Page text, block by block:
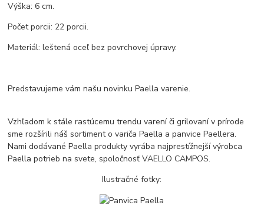
Výška: 6 cm.
Počet porcii: 22 porcii.
Materiál: leštená oceľ bez povrchovej úpravy.
Predstavujeme vám našu novinku Paella varenie.
Vzhľadom k stále rastúcemu trendu varení či grilovaní v prírode
sme rozšírili náš sortiment o variča Paella a panvice Paellera.
Nami dodávané Paella produkty vyrába najprestížnejší výrobca
Paella potrieb na svete, spoločnosť VAELLO CAMPOS.
Ilustračné fotky: